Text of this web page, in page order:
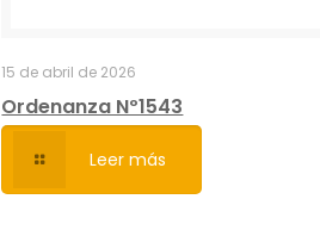
15 de abril de 2026
Ordenanza Nº1543
Leer más